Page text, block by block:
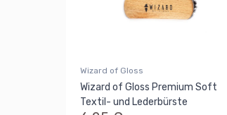
Wizard of Gloss
Wizard of Gloss Premium Soft
Textil- und Lederbürste